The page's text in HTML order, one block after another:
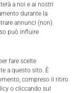
a noi e ai nostri
durante la
annunci (non)
può influire
fare scelte
a questo sito. È
compreso il ritiro
o cliccando sul